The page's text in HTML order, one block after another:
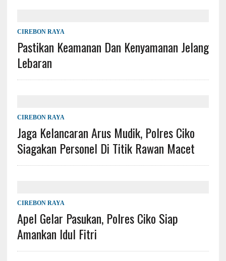
CIREBON RAYA
Pastikan Keamanan Dan Kenyamanan Jelang
Lebaran
CIREBON RAYA
Jaga Kelancaran Arus Mudik, Polres Ciko
Siagakan Personel Di Titik Rawan Macet
CIREBON RAYA
Apel Gelar Pasukan, Polres Ciko Siap
Amankan Idul Fitri